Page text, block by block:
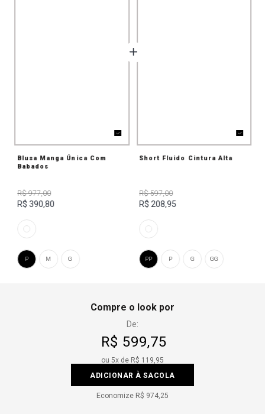
Blusa Manga Única Com
Babados
R$ 977,00
R$ 390,80
G
M
P
Short Fluido Cintura Alta
R$ 597,00
R$ 208,95
G GG
P
PP
Compre o look por
De:
R$ 599,75
ou 5x de R$ 119,95
ADICIONAR À SACOLA
Economize R$ 974,25